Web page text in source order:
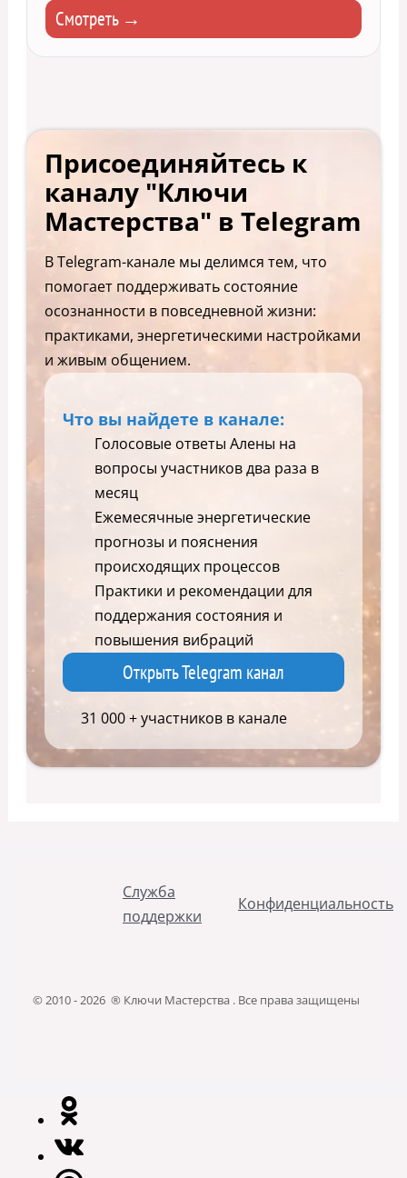
Смотреть →
Присоединяйтесь к
каналу "Ключи
Мастерства" в Telegram
В Telegram-канале мы делимся тем, что
помогает поддерживать состояние
осознанности в повседневной жизни:
практиками, энергетическими настройками
и живым общением.
Что вы найдете в канале:
Голосовые ответы Алены на
вопросы участников два раза в
месяц
Ежемесячные энергетические
прогнозы и пояснения
происходящих процессов
Практики и рекомендации для
поддержания состояния и
повышения вибраций
Открыть Telegram канал
31 000 + участников в канале
Служба
поддержки
Конфиденциальность
© 2010 - 2026 ® Ключи Мастерства . Все права защищены